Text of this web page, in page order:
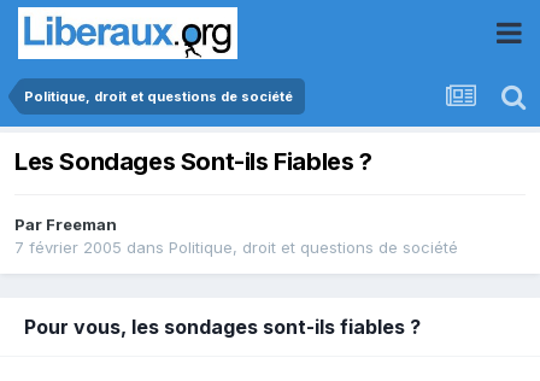
Politique, droit et questions de société
Les Sondages Sont-ils Fiables ?
Par Freeman
7 février 2005 dans Politique, droit et questions de société
Pour vous, les sondages sont-ils fiables ?